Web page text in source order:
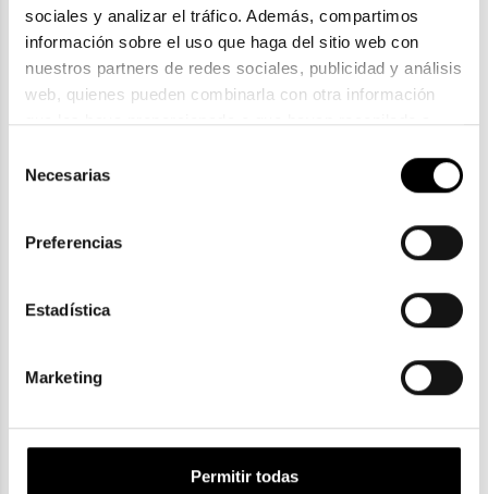
sociales y analizar el tráfico. Además, compartimos
información sobre el uso que haga del sitio web con
nuestros partners de redes sociales, publicidad y análisis
web, quienes pueden combinarla con otra información
que les haya proporcionado o que hayan recopilado a
la política de privacidad en el siguiente
. Consulta
Necesarias
Preferencias
Estadística
Marketing
Permitir todas
TOMMY HILFIGER TH 2148
2 colores En Stock